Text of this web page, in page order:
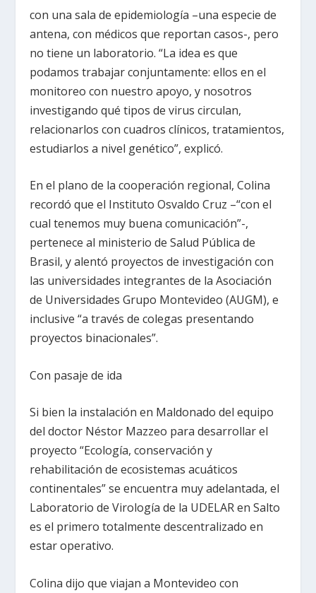
con una sala de epidemiología –una especie de
antena, con médicos que reportan casos-, pero
no tiene un laboratorio. “La idea es que
podamos trabajar conjuntamente: ellos en el
monitoreo con nuestro apoyo, y nosotros
investigando qué tipos de virus circulan,
relacionarlos con cuadros clínicos, tratamientos,
estudiarlos a nivel genético”, explicó.
En el plano de la cooperación regional, Colina
recordó que el Instituto Osvaldo Cruz –“con el
cual tenemos muy buena comunicación”-,
pertenece al ministerio de Salud Pública de
Brasil, y alentó proyectos de investigación con
las universidades integrantes de la Asociación
de Universidades Grupo Montevideo (AUGM), e
inclusive “a través de colegas presentando
proyectos binacionales”.
Con pasaje de ida
Si bien la instalación en Maldonado del equipo
del doctor Néstor Mazzeo para desarrollar el
proyecto “Ecología, conservación y
rehabilitación de ecosistemas acuáticos
continentales” se encuentra muy adelantada, el
Laboratorio de Virología de la UDELAR en Salto
es el primero totalmente descentralizado en
estar operativo.
Colina dijo que viajan a Montevideo con